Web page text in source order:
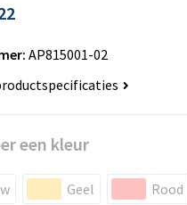
AP815001-02
een kleur
Geel Rood